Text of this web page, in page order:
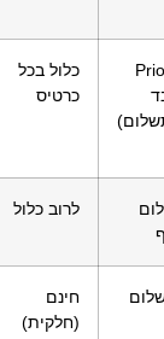
כלול בכל
כרטיס
לרוב כלול
חינם
(חלקית)